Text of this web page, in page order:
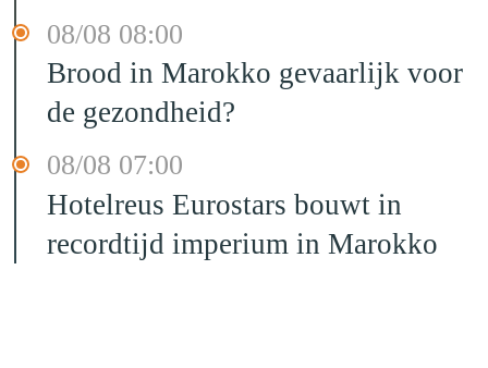
08/08 08:00
Brood in Marokko gevaarlijk voor
de gezondheid?
08/08 07:00
Hotelreus Eurostars bouwt in
recordtijd imperium in Marokko